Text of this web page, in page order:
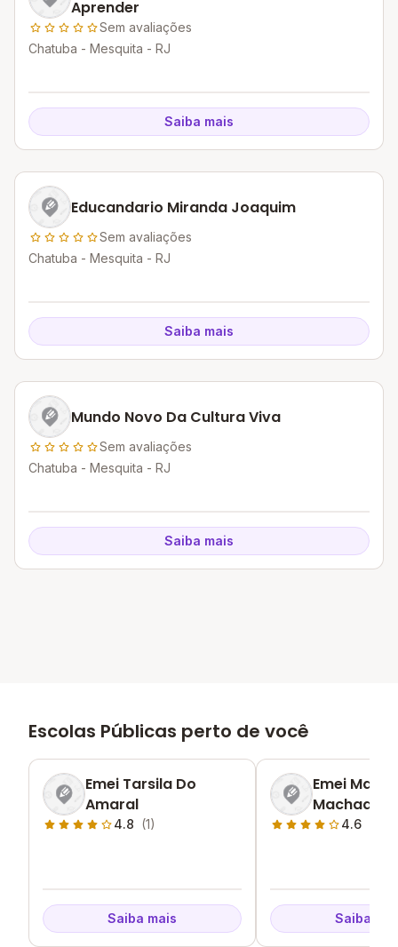
Aprender
Sem avaliações
Chatuba - Mesquita - RJ
Saiba mais
Educandario Miranda Joaquim
Sem avaliações
Chatuba - Mesquita - RJ
Saiba mais
Mundo Novo Da Cultura Viva
Sem avaliações
Chatuba - Mesquita - RJ
Saiba mais
Escolas Públicas perto de você
Emei Tarsila Do
Amaral
4.8 (1)
Saiba mais
Emei
Machado
4.6
Saiba